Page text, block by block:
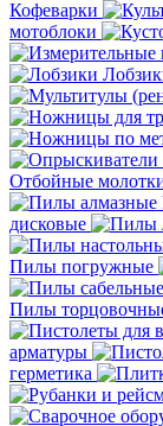
Кофеварки
мотоблоки
Отбойные
дисковые
Пилы погружные
Пилы
арматуры
герметика